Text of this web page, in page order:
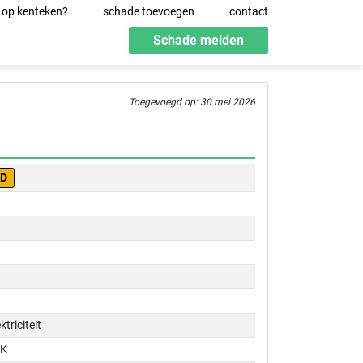
kenteken? schade toevoegen contact
Schade melden
Toegevoegd op: 30 mei 2026